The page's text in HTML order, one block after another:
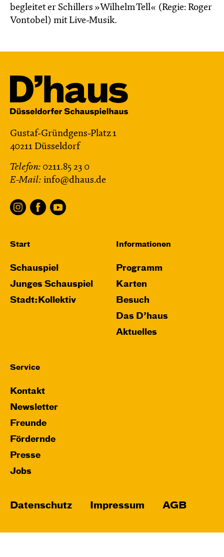
begleitet er Schillers »Wilhelm Tell« (Regie: Roger
Vontobel) mit Live-Musik.
Gustaf-Gründgens-Platz 1
40211 Düsseldorf
Telefon: 0211.85 23 0
E-Mail: info@dhaus.de
Start
Schauspiel
Junges Schauspiel
Stadt:Kollektiv
Informationen
Programm
Karten
Besuch
Das D’haus
Aktuelles
Service
Kontakt
Newsletter
Freunde
Fördernde
Presse
Jobs
Datenschutz Impressum AGB